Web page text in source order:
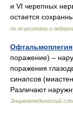
и VI черепных
остается
по психологии и
Офтальмоплегия
поражение) –
поражения
синапсов
Различают
Энциклопедический